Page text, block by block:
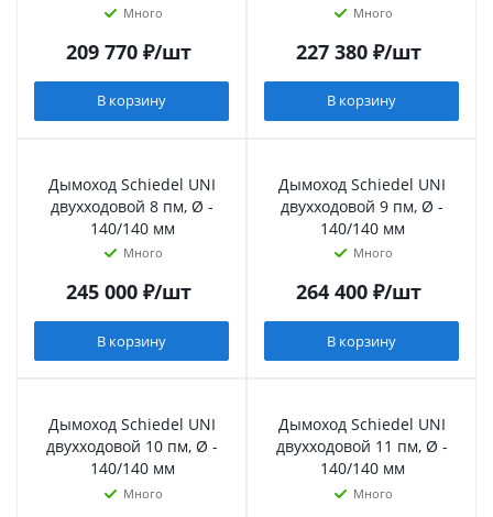
Много
209 770₽/шт
В корзину
Много
227 380₽/шт
В корзину
Дымоход Schiedel UNI
двухходовой 8 пм, Ø -
140/140 мм
Много
245 000₽/шт
В корзину
Дымоход Schiedel UNI
двухходовой 9 пм, Ø -
140/140 мм
Много
264 400₽/шт
В корзину
Дымоход Schiedel UNI
двухходовой 10 пм, Ø -
140/140 мм
Много
Дымоход Schiedel UNI
двухходовой 11 пм, Ø -
140/140 мм
Много